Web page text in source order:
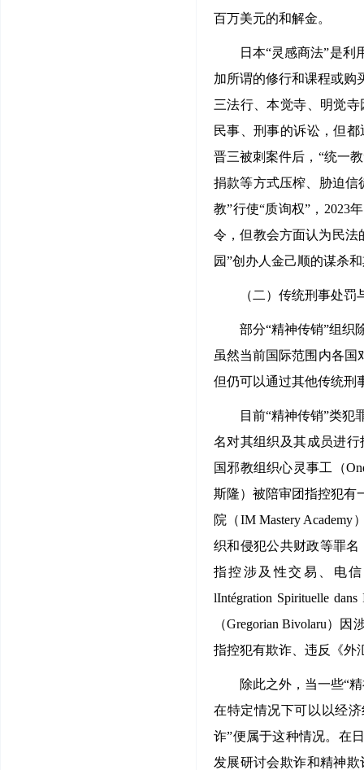
百万美元的和解金。
日本“灵感商法”是
加所谓的修行和课程或购
三法行、本觉寺、明觉
民事、刑事的诉讼，但
晋三被刺案件后，“统一
捐款等方式压榨、胁迫信
教”行使“质询权”，2023
令，但教会方面认为民法
园”创办人金己顺的谋杀
（二）传统刑事处
部分“精神传销”组织
虽然当前国际范围内各国
但仍可以通过其他传统刑
目前“精神传销”类
名对其组织及其成员进
国邪教组织心灵事工（
斯隆）被陪审团指控犯有
院（IM Mastery
织和侵犯公共财政等罪名
指控涉及性交易、电信
lIntégration Spirituelle
（Gregorian Bivolaru）
指控犯有欺诈、违反《外
除此之外，当一些“
在特定情况下可以以经
诈”便属于这种情况。在
发展研讨会欺诈和精神